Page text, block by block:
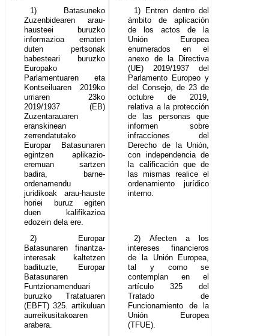
1) Batasuneko
Zuzenbidearen arau-
hausteei buruzko
informazioa ematen
duten pertsonak
babesteari buruzko
Europako
Parlamentuaren eta
Kontseiluaren 2019ko
urriaren 23ko
2019/1937 (EB)
Zuzentarauaren
eranskinean
zerrendatutako
Europar Batasunaren
egintzen aplikazio-
eremuan sartzen
badira, barne-
ordenamendu
juridikoak arau-hauste
horiei buruz egiten
duen kalifikazioa
edozein dela ere.
1) Entren dentro del
ámbito de aplicación
de los actos de la
Unión Europea
enumerados en el
anexo de la Directiva
(UE) 2019/1937 del
Parlamento Europeo y
del Consejo, de 23 de
octubre de 2019,
relativa a la protección
de las personas que
informen sobre
infracciones del
Derecho de la Unión,
con independencia de
la calificación que de
las mismas realice el
ordenamiento jurídico
interno.
2) Europar
Batasunaren finantza-
interesak kaltetzen
badituzte, Europar
Batasunaren
Funtzionamenduari
buruzko Tratatuaren
(EBFT) 325. artikuluan
aurreikusitakoaren
arabera.
2) Afecten a los
intereses financieros
de la Unión Europea,
tal y como se
contemplan en el
artículo 325 del
Tratado de
Funcionamiento de la
Unión Europea
(TFUE).